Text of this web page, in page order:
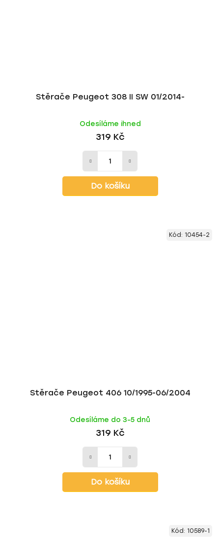
Stěrače Peugeot 308 II SW 01/2014-
Odesíláme ihned
319 Kč
Do košíku
Stěrače Peugeot 406 10/1995-06/2004
Odesíláme do 3-5 dnů
319 Kč
Do košíku
Kód: 10454-2
Kód: 10589-1